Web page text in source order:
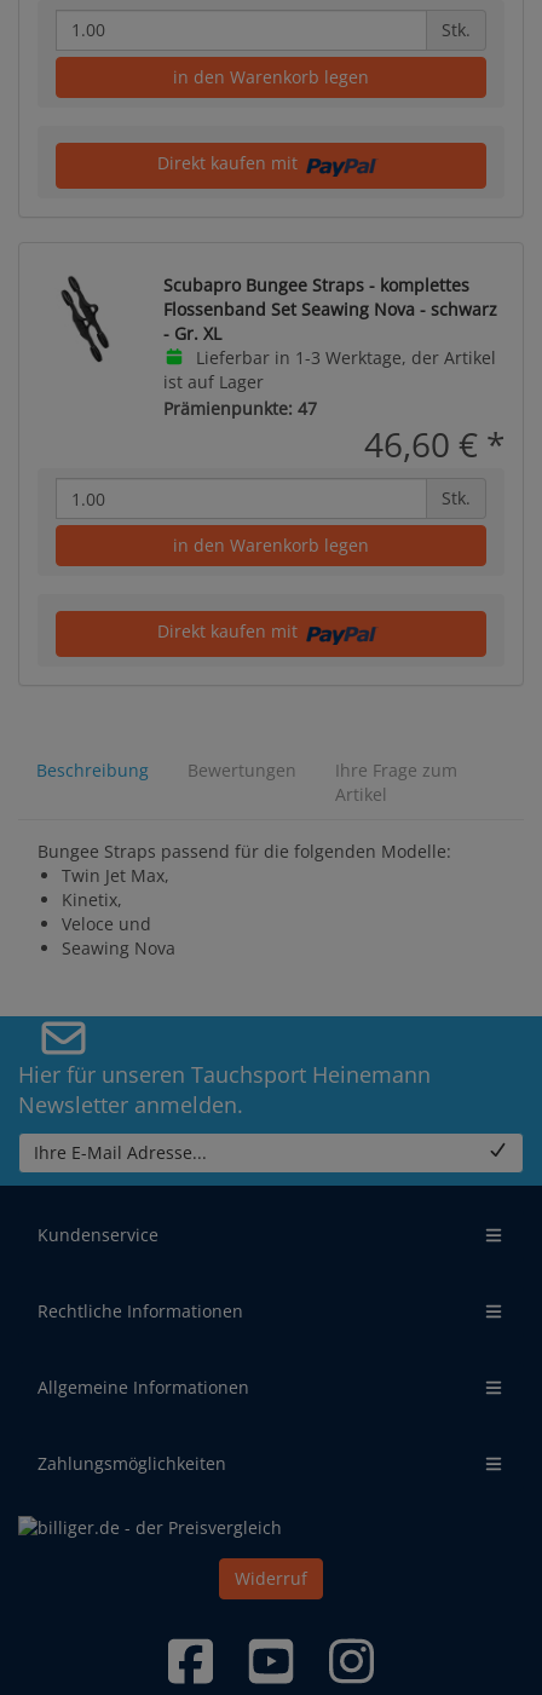
Stk.
in den Warenkorb legen
Direkt kaufen mit
Scubapro Bungee Straps - komplettes
Flossenband Set Seawing Nova - schwarz
- Gr. XL
Lieferbar in 1-3 Werktage, der Artikel
ist auf Lager
Prämienpunkte: 47
46,60 € *
Stk.
in den Warenkorb legen
Direkt kaufen mit
Beschreibung Bewertungen
Ihre Frage zum
Artikel
Bungee Straps passend für die folgenden Modelle:
Twin Jet Max,
Kinetix,
Veloce und
Seawing Nova
Hier für unseren Tauchsport Heinemann
Newsletter anmelden.
Ihre E-Mail Adresse...
Kundenservice
Rechtliche Informationen
Allgemeine Informationen
Zahlungsmöglichkeiten
Widerruf